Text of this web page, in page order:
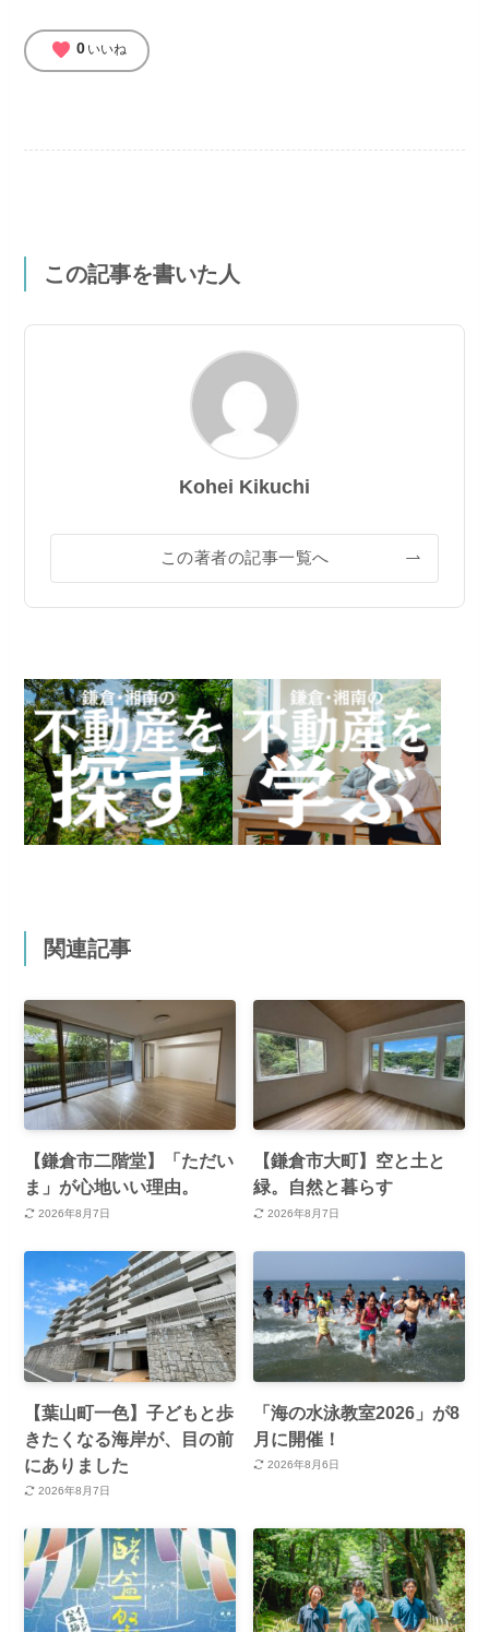
favorite 0 いいね
この記事を書いた人
Kohei Kikuchi
この著者の記事一覧へ
関連記事
【鎌倉市二階堂】「ただい
ま」が心地いい理由。
2026年8月7日
【鎌倉市大町】空と土と
緑。自然と暮らす
2026年8月7日
【葉山町一色】子どもと歩
きたくなる海岸が、目の前
にありました
2026年8月7日
「海の水泳教室2026」が8
月に開催！
2026年8月6日